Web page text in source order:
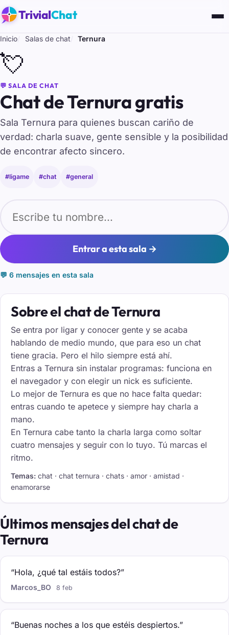
TrivialChat
Inicio Salas de chat Ternura
💘
💬 SALA DE CHAT
Chat de Ternura gratis
Sala Ternura para quienes buscan cariño de
verdad: charla suave, gente sensible y la posibilidad
de encontrar afecto sincero.
#ligame #chat #general
Entrar a esta sala →
💬 6 mensajes en esta sala
Sobre el chat de Ternura
Se entra por ligar y conocer gente y se acaba
hablando de medio mundo, que para eso un chat
tiene gracia. Pero el hilo siempre está ahí.
Entras a Ternura sin instalar programas: funciona en
el navegador y con elegir un nick es suficiente.
Lo mejor de Ternura es que no hace falta quedar:
entras cuando te apetece y siempre hay charla a
mano.
En Ternura cabe tanto la charla larga como soltar
cuatro mensajes y seguir con lo tuyo. Tú marcas el
ritmo.
Temas: chat · chat ternura · chats · amor · amistad ·
enamorarse
Últimos mensajes del chat de
Ternura
“Hola, ¿qué tal estáis todos?”
Marcos_BO 8 feb
“Buenas noches a los que estéis despiertos.”